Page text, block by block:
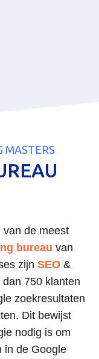
MASTERS
van de meest
bureau van
zijnSEO &
750 klanten
zoekresultaten
Dit bewijst
nodig is om
in de Google